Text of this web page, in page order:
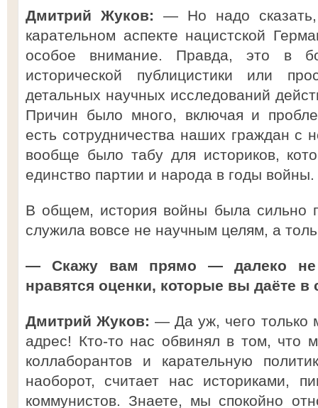
Дмитрий Жуков: — Но надо
карательном аспекте нацистской
особое внимание. Правда, это в
исторической публицистики или
детальных научных исследований
Причин было много, включая и
есть сотрудничества наших граждан с
вообще было табу для историков,
единство партии и народа в годы войны.
В общем, история войны была сильно
служила вовсе не научным целям, а
— Скажу вам прямо — далеко не
нравятся оценки, которые вы даёте в
Дмитрий Жуков: — Да уж, чего только
адрес! Кто-то нас обвинял в том, что
коллаборантов и карательную
наоборот, считает нас историками,
коммунистов. Знаете, мы спокойно